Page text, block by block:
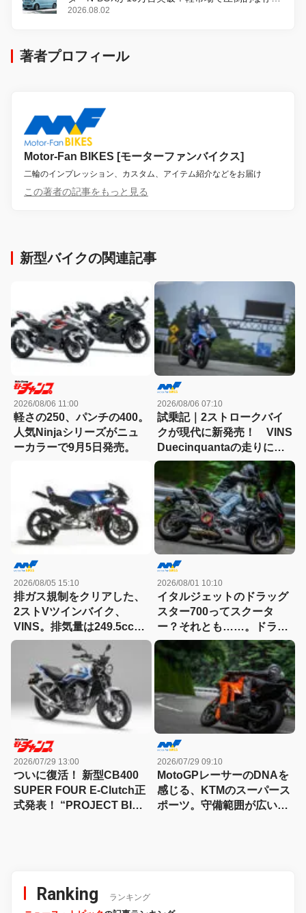
感
2026.08.02
著者プロフィール
Motor-Fan BIKES [モーターファンバイクス]
二輪のインプレッション、カスタム、アイテム紹介などをお届け
この著者の記事をもっと見る
新型バイクの関連記事
2026/08/06 11:00
軽さの250、パンチの400。
人気Ninjaシリーズがニュ
ーカラーで9月5日発売。
2026/08/06 07:10
試乗記｜2ストロークバイ
クが現代に新発売！ VINS
Duecinquantaの走りに大
感動
2026/08/05 15:10
排ガス規制をクリアした、
2ストVツインバイク、
VINS。排気量は249.5cc、
83HPを絞り出す。そのエ
ンジンの技術とは
2026/08/01 10:10
イタルジェットのドラッグ
スター700ってスクータ
ー？それとも……。ドラッ
グスター700ツイン・リミ
テッドエディション試乗記
2026/07/29 13:00
ついに復活！ 新型CB400
SUPER FOUR E-Clutch正
式発表！ “PROJECT BIG-
2026/07/29 09:10
MotoGPレーサーのDNAを
感じる、KTMのスーパース
ポーツ。守備範囲が広い史
Ranking ランキング